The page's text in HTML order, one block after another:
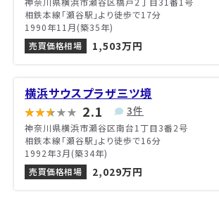
相鉄本線「瀬谷駅」より徒歩で17分
1990年11月(築35年)
売買価格相場
1,503万円
横浜サウスプラザ三ツ境
2.1 3件
神奈川県横浜市瀬谷区南台1丁目3番2号
相鉄本線「瀬谷駅」より徒歩で16分
1992年3月(築34年)
売買価格相場
2,029万円